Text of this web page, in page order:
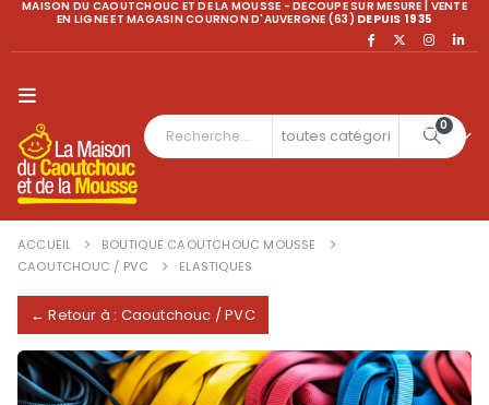
MAISON DU CAOUTCHOUC ET DE LA MOUSSE - DECOUPE SUR MESURE | VENTE
EN LIGNE ET MAGASIN COURNON D'AUVERGNE (63) DEPUIS 1935
0
ACCUEIL
BOUTIQUE CAOUTCHOUC MOUSSE
CAOUTCHOUC / PVC
ELASTIQUES
← Retour à : Caoutchouc / PVC